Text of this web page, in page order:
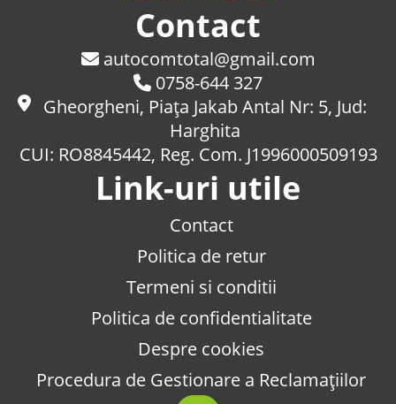
Contact
autocomtotal@gmail.com
0758-644 327
Gheorgheni, Piaţa Jakab Antal Nr: 5, Jud:
Harghita
CUI: RO8845442, Reg. Com. J1996000509193
Link-uri utile
Contact
Politica de retur
Termeni si conditii
Politica de confidentialitate
Despre cookies
Procedura de Gestionare a Reclamațiilor